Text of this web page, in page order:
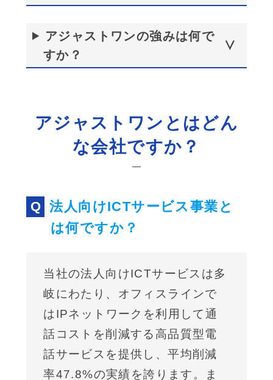
アジャストワンの強みは何で
すか？
アジャストワンとはどん
な会社ですか？
法人向けICTサービス事業と
は何ですか？
当社の法人向けICTサービスは多
岐にわたり、オフィスラインで
はIPネットワークを利用して通
話コストを削減する高品質型電
話サービスを提供し、平均削減
率47.8%の実績を誇ります。ま